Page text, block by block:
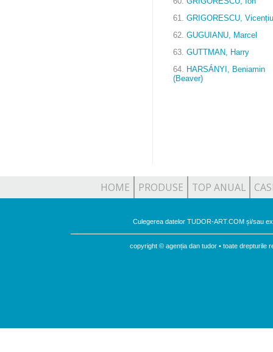
61. GRIGORESCU, Vicențiu
62. GUGUIANU, Marcel
63. GUTTMAN, Harry
64. HARSÁNYI, Beniamin
(Beaver)
HOME PRODUSE TOP ANUAL
Culegerea datelor TUDOR-ART.COM și/sau
copyright © agenția dan tudor • toate drepturile